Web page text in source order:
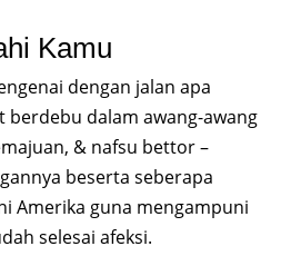
Kamu
dengan jalan apa
berdebu dalam awang-awang
& nafsu bettor –
beserta seberapa
Amerika guna mengampuni
selesai afeksi.